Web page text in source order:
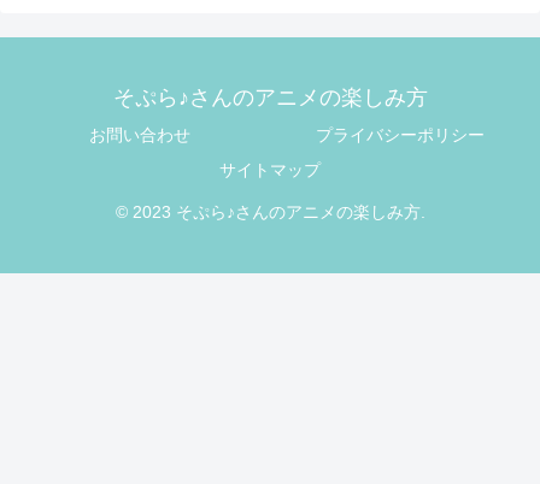
そぷら♪さんのアニメの楽しみ方
お問い合わせ
プライバシーポリシー
サイトマップ
© 2023 そぷら♪さんのアニメの楽しみ方.